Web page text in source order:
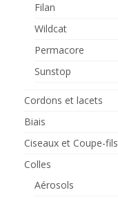
Filan
Wildcat
Permacore
Sunstop
Cordons et lacets
Biais
Ciseaux et Coupe-fils
Colles
Aérosols